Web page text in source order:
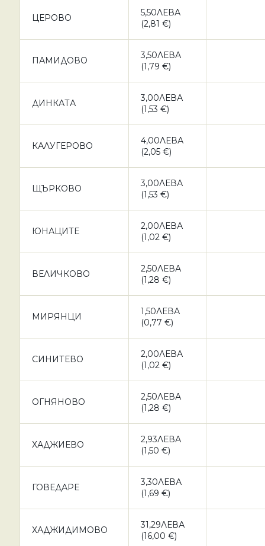
ЦЕРОВО
5,50ЛЕВА
(2,81 €)
ПАМИДОВО
3,50ЛЕВА
(1,79 €)
ДИНКАТА
3,00ЛЕВА
(1,53 €)
КАЛУГЕРОВО
4,00ЛЕВА
(2,05 €)
ЩЪРКОВО
3,00ЛЕВА
(1,53 €)
ЮНАЦИТЕ
2,00ЛЕВА
(1,02 €)
ВЕЛИЧКОВО
2,50ЛЕВА
(1,28 €)
МИРЯНЦИ
1,50ЛЕВА
(0,77 €)
СИНИТЕВО
2,00ЛЕВА
(1,02 €)
ОГНЯНОВО
2,50ЛЕВА
(1,28 €)
ХАДЖИЕВО
2,93ЛЕВА
(1,50 €)
ГОВЕДАРЕ
3,30ЛЕВА
(1,69 €)
ХАДЖИДИМОВО
31,29ЛЕВА
(16,00 €)